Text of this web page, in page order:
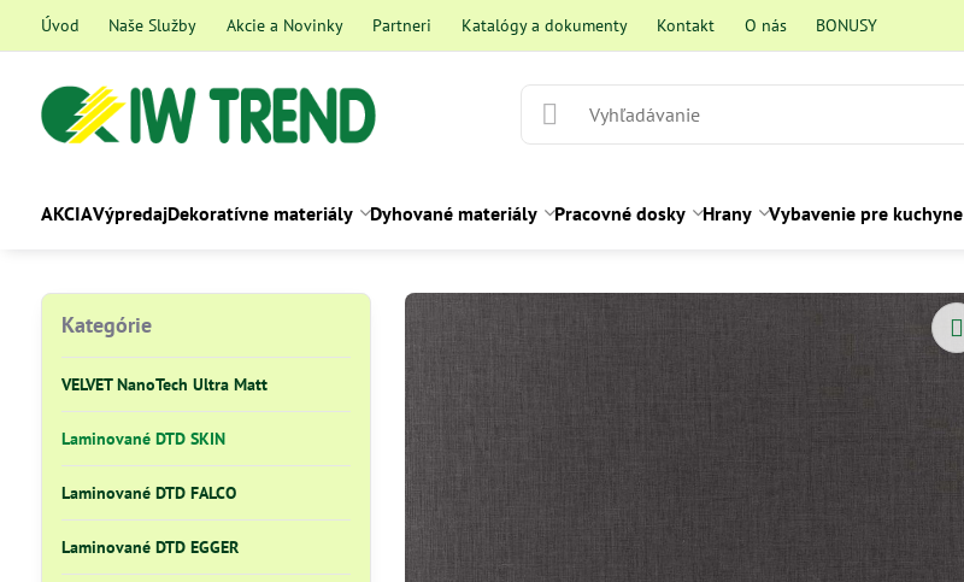
Úvod Naše Služby Akcie a Novinky Partneri Katalógy a dokumenty Kontakt O nás BONUSY
AKCIAVýpredajDekoratívne materiály Dyhované materiály Pracovné dosky Hrany Vybavenie pre kuchyne
Kategórie
VELVET NanoTech Ultra Matt
Laminované DTD SKIN
Laminované DTD FALCO
Laminované DTD EGGER